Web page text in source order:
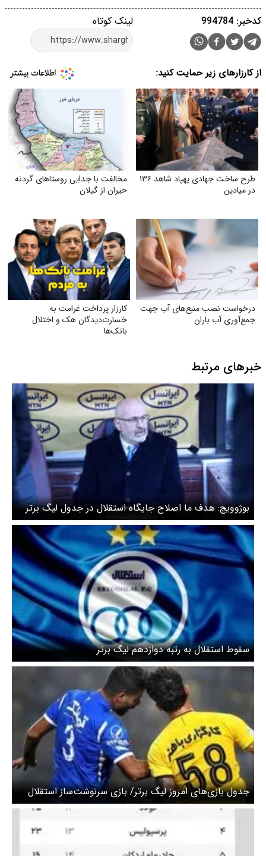
لینک کوتاه کدخبر: 994784
از کارزارهای زیر حمایت کنید:
طرح ساخت جهادی پهپاد شاهد ۱۳۶
در میادین
مخالفت با جدایی روستاهای گردنه
حیران از گیلان
درخواست نصب منبع‌های آب جهت
جمع‌آوری آب باران
کارزار پرداخت غرامت به
خسارت‌دیدگان هک و اختلال
بانک‌ها
خبرهای مرتبط
بوژوویچ: هدف ما اصلاح جایگاه استقلال در جدول لیگ برتر
است
سقوط استقلال به رتبه دوازدهم لیگ برتر
جدول بازی‌های امروز لیگ برتر/ بازی سرنوشت‌ساز استقلال